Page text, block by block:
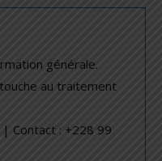
générale.
au traitement
| Contact : +228 99